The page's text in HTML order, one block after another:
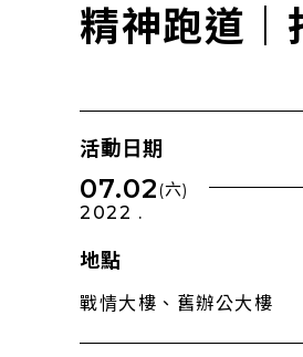
精神跑道
活動日期
07.02(六)
2022 .
地點
戰情大樓、舊辦公大樓